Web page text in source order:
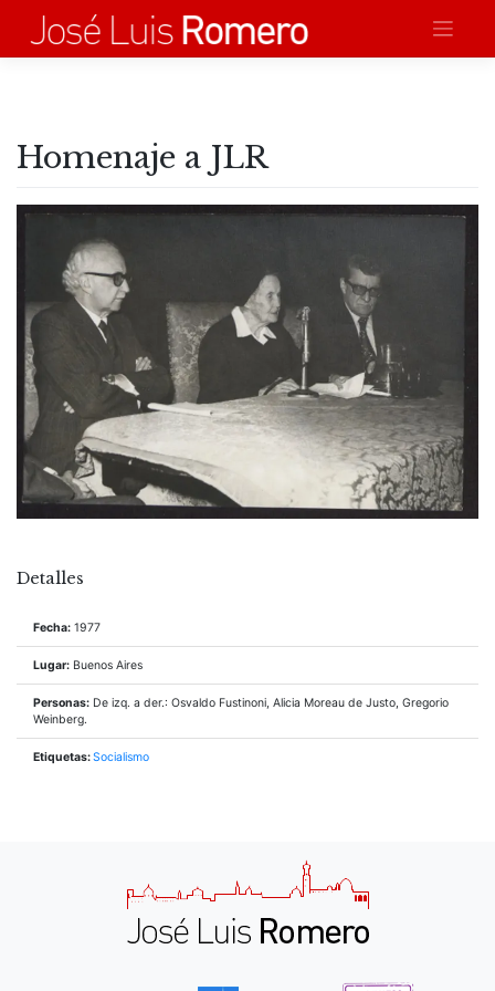
contenido
Homenaje a JLR
Detalles
Fecha: 1977
Lugar: Buenos Aires
Personas: De izq. a der.: Osvaldo Fustinoni, Alicia Moreau de Justo, Gregorio
Weinberg.
Etiquetas:Socialismo